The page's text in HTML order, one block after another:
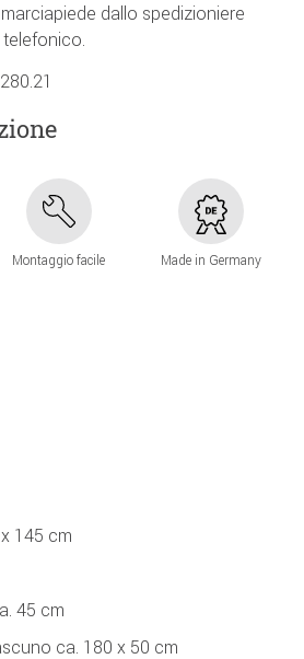
dallo spedizioniere
Montaggio facile Made in Germany
145 cm
45 cm
ca. 180 x 50 cm